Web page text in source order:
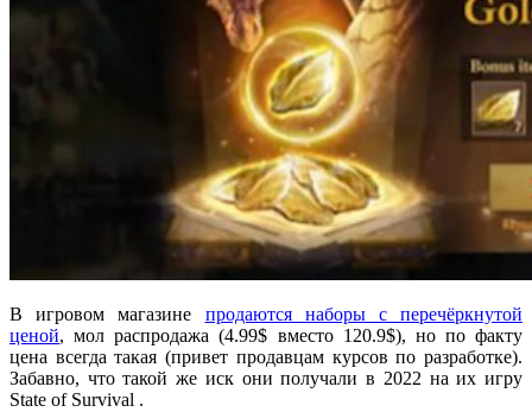
В игровом магазине продаются наборы с перечёркнутой
ценой, мол распродажа (4.99$ вместо 120.9$), но по факту
цена всегда такая (привет продавцам курсов по разработке).
Забавно, что такой же иск они получали в 2022 на их игру
State of Survival .